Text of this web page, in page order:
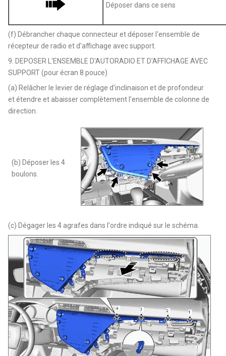
Déposer dans ce sens
(f) Débrancher chaque connecteur et déposer l'ensemble de
récepteur de radio et d'affichage avec support.
9. DEPOSER L'ENSEMBLE D'AUTORADIO ET D'AFFICHAGE AVEC
SUPPORT (pour écran 8 pouce)
(a) Relâcher le levier de réglage d'inclinaison et de profondeur
et étendre et abaisser complètement l'ensemble de colonne de
direction.
(b) Déposer les 4
boulons.
(c) Dégager les 4 agrafes dans l'ordre indiqué sur le schéma.